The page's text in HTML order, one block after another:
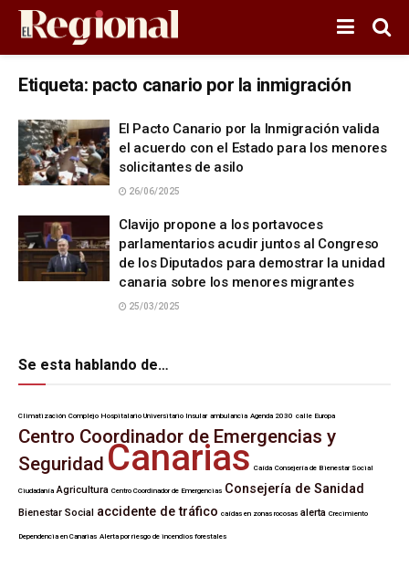
Etiqueta: pacto canario por la inmigración
El Pacto Canario por la Inmigración valida
el acuerdo con el Estado para los menores
solicitantes de asilo
26/06/2025
Clavijo propone a los portavoces
parlamentarios acudir juntos al Congreso
de los Diputados para demostrar la unidad
canaria sobre los menores migrantes
25/03/2025
Se esta hablando de…
Climatización Complejo Hospitalario Universitario Insular ambulancia Agenda 2030 calle Europa
Centro Coordinador de Emergencias y
Seguridad Canarias Caída Consejería de Bienestar Social
Ciudadanía Agricultura Centro Coordinador de Emergencias Consejería de Sanidad
Bienestar Social accidente de tráfico caídas en zonas rocosas alerta Crecimiento
Dependencia en Canarias Alerta por riesgo de incendios forestales